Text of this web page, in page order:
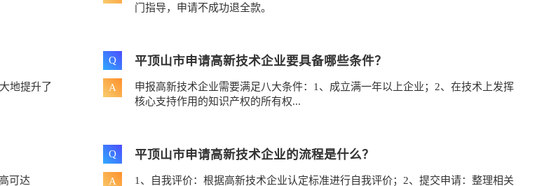
门指导，申请不成功退全款。
地提升了
Q 平顶山市申请高新技术企业要具备哪些条件？
A
申报高新技术企业需要满足八大条件：1、成立满一年以上企业；2、在技术上发挥
核心支持作用的知识产权的所有权...
可达
Q 平顶山市申请高新技术企业的流程是什么？
A
1、自我评价：根据高新技术企业认定标准进行自我评价；2、提交申请：整理相关